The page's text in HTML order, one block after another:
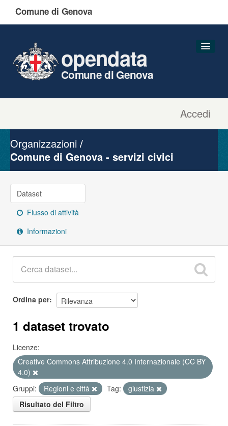
Comune di Genova
Accedi
opendata
Comune di Genova
Gruppi
Organizzazioni
Comune di Genova - servizi civici
Dataset
Flusso di attività
Informazioni
Ordina per
1 dataset trovato
Licenze:
Creative Commons Attribuzione 4.0 Internazionale (CC BY
4.0)
Gruppi:
Regioni e città Tag:
giustizia
Risultato del Filtro